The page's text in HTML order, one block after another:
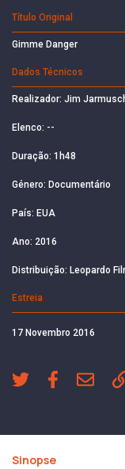
Título Original
Gimme Danger
Dados Técnicos
Realizador: Jim
Elenco: --
Duração: 1h48
Género: Documentário
País: EUA
Ano: 2016
Distribuição: Leopardo
Estreia
17 Novembro 2016
Sinopse